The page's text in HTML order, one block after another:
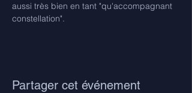
aussi très bien en tant "qu'accompagnant
constellation".
Partager cet événement